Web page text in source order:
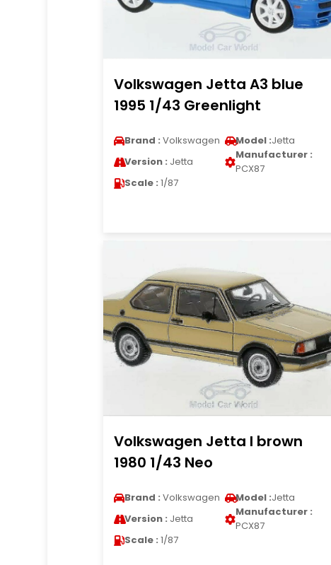
Volkswagen Jetta A3 blue
1995 1/43 Greenlight
Brand : Volkswagen Model :Jetta
Version : Jetta
Manufacturer :
PCX87
Scale : 1/87
Volkswagen Jetta I brown
1980 1/43 Neo
Brand : Volkswagen Model :Jetta
Version : Jetta
Manufacturer :
PCX87
Scale : 1/87